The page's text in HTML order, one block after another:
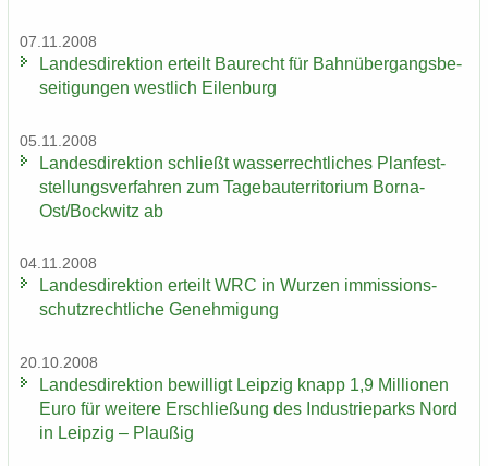
07.11.2008
Lan­des­di­rek­ti­on er­teilt Bau­recht für Bahn­über­gangs­be­
sei­ti­gun­gen west­lich Ei­len­burg
05.11.2008
Lan­des­di­rek­ti­on schließt was­ser­recht­li­ches Plan­fest­
stel­lungs­ver­fah­ren zum Ta­ge­bau­ter­ri­to­ri­um Borna-​
Ost/Bock­witz ab
04.11.2008
Lan­des­di­rek­ti­on er­teilt WRC in Wur­zen im­mis­si­ons­
schutz­recht­li­che Ge­neh­mi­gung
20.10.2008
Lan­des­di­rek­ti­on be­wil­ligt Leip­zig knapp 1,9 Mil­lio­nen
Euro für wei­te­re Er­schlie­ßung des In­dus­trie­parks Nord
in Leip­zig – Plau­ßig